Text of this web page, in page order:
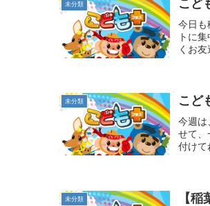
未分類 こど
今日
トに
くお
未分類 こど
今週
せて、
付けて
未分類 【